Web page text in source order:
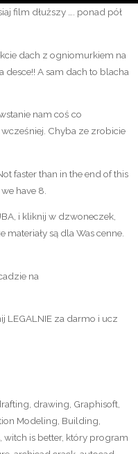
film dłuższy …. ponad pół
dach z ogniomurkiem na
A sam dach to blacha
nam coś co
wcześniej. Chyba ze zrobicie
faster than in the end of this
have 8.
i kliknij w dzwoneczek,
materiały są dla Was cenne.
na
LEGALNIE za darmo i ucz
drawing, Graphisoft,
Modeling, Building,
witch is better, który program